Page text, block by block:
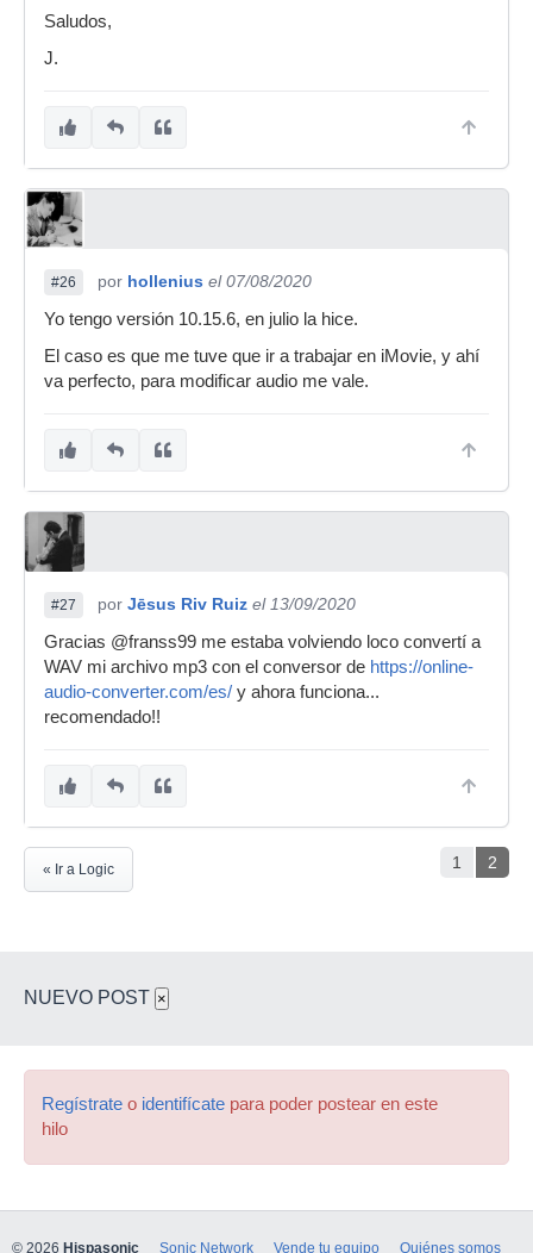
Saludos,
J.
#26 por hollenius el 07/08/2020
Yo tengo versión 10.15.6, en julio la hice.
El caso es que me tuve que ir a trabajar en iMovie, y ahí
va perfecto, para modificar audio me vale.
#27 por Jēsus Riv Ruiz el 13/09/2020
Gracias @franss99 me estaba volviendo loco convertí a
WAV mi archivo mp3 con el conversor de https://online-
audio-converter.com/es/ y ahora funciona...
recomendado!!
1 2
« Ir a Logic
NUEVO POST ×
Regístrate o identifícate para poder postear en este
hilo
© 2026 Hispasonic Sonic Network Vende tu equipo Quiénes somos